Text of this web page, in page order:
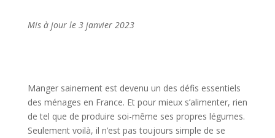
Mis à jour le 3 janvier 2023
Manger sainement est devenu un des défis essentiels
des ménages en France. Et pour mieux s’alimenter, rien
de tel que de produire soi-même ses propres légumes.
Seulement voilà, il n’est pas toujours simple de se